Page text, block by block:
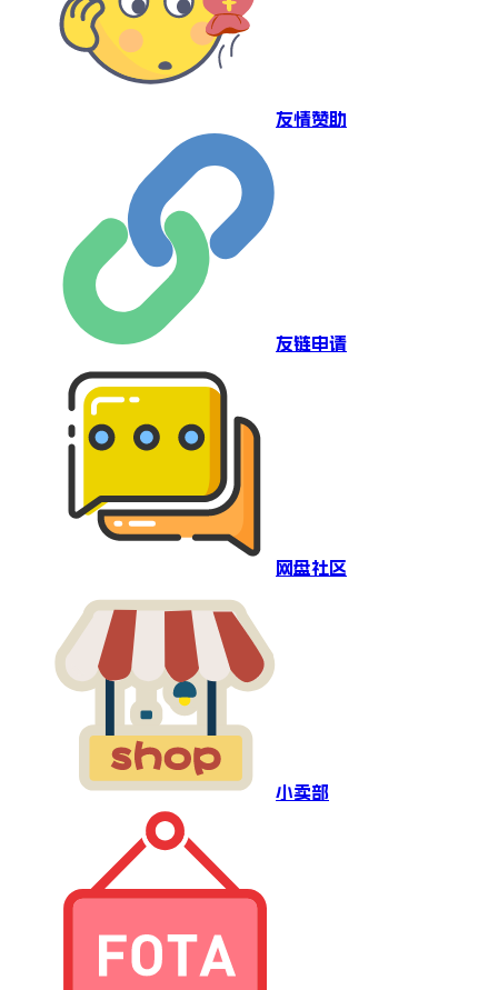
友情赞助
友链申请
网盘社区
小卖部